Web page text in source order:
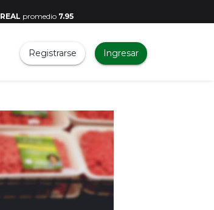
REAL promedio 7.95
Registrarse Ingresar